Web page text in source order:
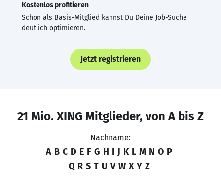
Kostenlos profitieren
Schon als Basis-Mitglied kannst Du Deine Job-Suche
deutlich optimieren.
Jetzt registrieren
21 Mio. XING Mitglieder, von A bis Z
Nachname:
A B C D E F G H I J K L M N O P
Q R S T U V W X Y Z